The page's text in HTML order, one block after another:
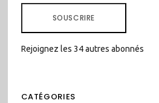
SOUSCRIRE
Rejoignez les 34 autres abonnés
CATÉGORIES